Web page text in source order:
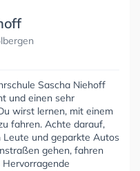
Sascha Niehoff
und einen sehr
wirst lernen, mit einem
fahren. Achte darauf,
Leute und geparkte Autos
gehen, fahren